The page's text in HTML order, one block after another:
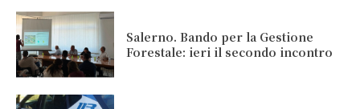
Salerno. Bando per la Gestione
Forestale: ieri il secondo incontro